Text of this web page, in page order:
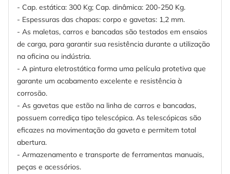
- Cap. estática: 300 Kg; Cap. dinâmica: 200-250 Kg.
- Espessuras das chapas: corpo e gavetas: 1,2 mm.
- As maletas, carros e bancadas são testados em ensaios
de carga, para garantir sua resistência durante a utilização
na oficina ou indústria.
- A pintura eletrostática forma uma película protetiva que
garante um acabamento excelente e resistência à
corrosão.
- As gavetas que estão na linha de carros e bancadas,
possuem corrediça tipo telescópica. As telescópicas são
eficazes na movimentação da gaveta e permitem total
abertura.
- Armazenamento e transporte de ferramentas manuais,
peças e acessórios.